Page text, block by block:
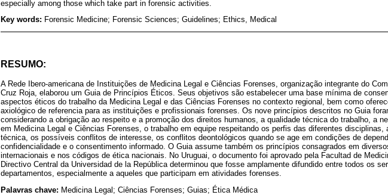
especially among those which take part in forensic activities.
Key words: Forensic Medicine; Forensic Sciences; Guidelines; Ethics, Medical
RESUMO:
A Rede Ibero-americana de Instituições de Medicina Legal e Ciências Forenses, organização integrante do
Cruz Roja, elaborou um Guia de Princípios Éticos. Seus objetivos são estabelecer uma base mínima de
aspectos éticos do trabalho da Medicina Legal e das Ciências Forenses no contexto regional, bem como
axiológico de referencia para as instituições e profissionais forenses. Os nove princípios descritos no Guia
considerando a obrigação ao respeito e a promoção dos direitos humanos, a qualidade técnica do trabalho, a
em Medicina Legal e Ciências Forenses, o trabalho em equipe respeitando os perfis das diferentes disciplinas,
técnica, os possíveis conflitos de interesse, os conflitos deontológicos quando se age em condições de
confidencialidade e o consentimento informado. O Guia assume também os princípios consagrados em
internacionais e nos códigos de ética nacionais. No Uruguai, o documento foi aprovado pela Facultad de
Directivo Central da Universidad de la República determinou que fosse amplamente difundido entre todos os
departamentos, especialmente a aqueles que participam em atividades forenses.
Palavras chave: Medicina Legal; Ciências Forenses; Guias; Ética Médica